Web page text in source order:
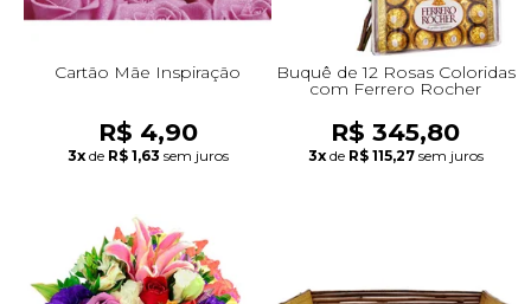
Cartão Mãe Inspiração
R$ 4,90
3x de R$ 1,63 sem juros
Buquê de 12 Rosas Coloridas
com Ferrero Rocher
R$ 345,80
3x de R$ 115,27 sem juros